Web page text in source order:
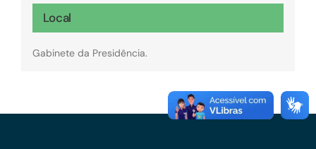
Local
Gabinete da Presidência.